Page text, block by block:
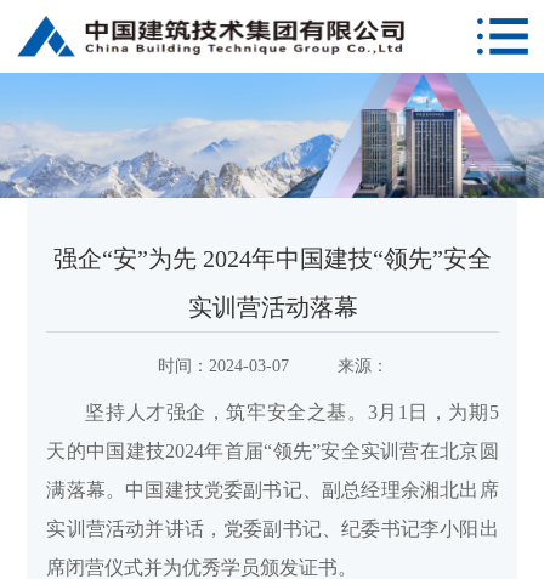
强企“安”为先 2024年中国建技“领先”安全
实训营活动落幕
时间： 2024-03-07 来源：
坚持人才强企，筑牢安全之基。3月1日，为期5
天的中国建技2024年首届“领先”安全实训营在北京圆
满落幕。中国建技党委副书记、副总经理余湘北出席
实训营活动并讲话，党委副书记、纪委书记李小阳出
席闭营仪式并为优秀学员颁发证书。